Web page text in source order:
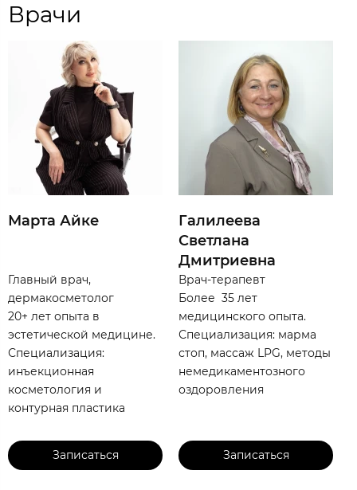
Врачи
Марта Айке
Главный врач,
дермакосметолог
20+ лет опыта в
эстетической медицине.
Специализация:
инъекционная
косметология и
контурная пластика
Записаться
Галилеева
Светлана
Дмитриевна
Врач-терапевт
Более 35 лет
медицинского опыта.
Специализация: марма
стоп, массаж LPG, методы
немедикаментозного
оздоровления
Записаться